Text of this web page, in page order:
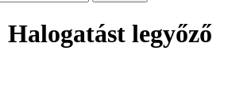
Halogatást legyőző